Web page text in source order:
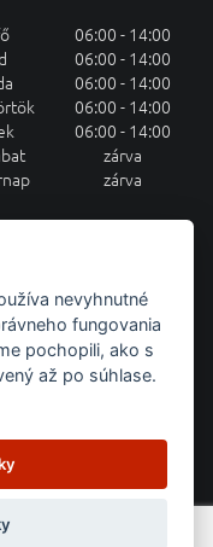
06:00 - 14:00
06:00 - 14:00
06:00 - 14:00
06:00 - 14:00
06:00 - 14:00
zárva
zárva
MAILEN
BEJELENTKEZÉS
osobných údajov
nevyhnutné
fungovania
pochopili, ako s
až po súhlase.